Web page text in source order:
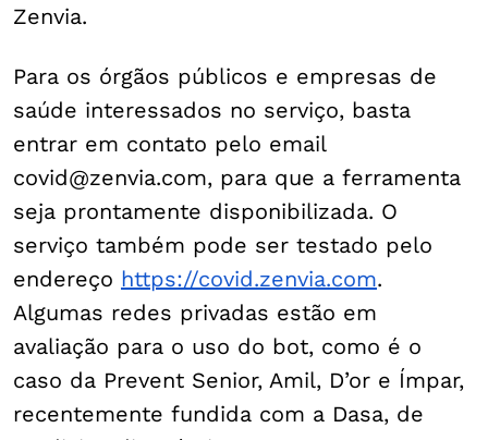
Zenvia.
Para os órgãos públicos e empresas de
saúde interessados no serviço, basta
entrar em contato pelo email
covid@zenvia.com, para que a ferramenta
seja prontamente disponibilizada. O
serviço também pode ser testado pelo
endereço https://covid.zenvia.com.
Algumas redes privadas estão em
avaliação para o uso do bot, como é o
caso da Prevent Senior, Amil, D’or e Ímpar,
recentemente fundida com a Dasa, de